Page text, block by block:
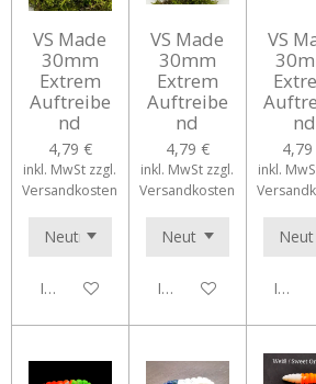
VS Made
30mm
Extrem
Auftreibe
nd
4,79 €
inkl. MwSt zzgl.
Versandkosten
In den Warenkorb
VS Made
30mm
Extrem
Auftreibe
nd
4,79 €
inkl. MwSt zzgl.
Versandkosten
In den Warenkorb
VS
nd
inkl.
In